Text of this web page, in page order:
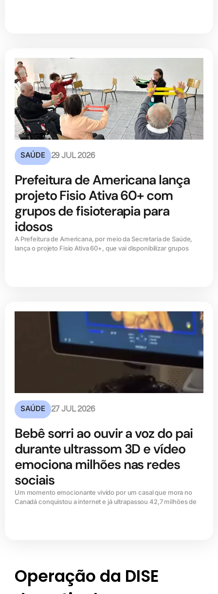
SAÚDE 29 JUL 2026
Prefeitura de Americana lança
projeto Fisio Ativa 60+ com
grupos de fisioterapia para
idosos
A Prefeitura de Americana, por meio da Secretaria de Saúde,
lança o projeto Fisio Ativa 60+, que vai disponibilizar grupos
SAÚDE 27 JUL 2026
Bebê sorri ao ouvir a voz do pai
durante ultrassom 3D e vídeo
emociona milhões nas redes
sociais
Um momento emocionante vivido por um casal que mora no
Canadá conquistou a internet e já ultrapassou 42,7 milhões de
Operação da DISE